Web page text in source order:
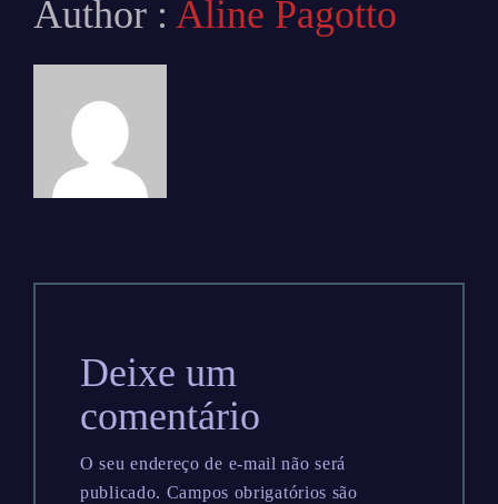
Author : Aline Pagotto
Deixe um
comentário
O seu endereço de e-mail não será
publicado. Campos obrigatórios são